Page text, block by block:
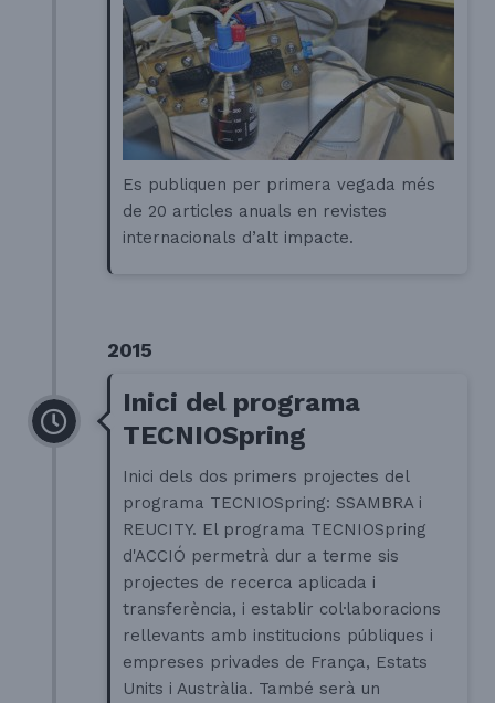
Es publiquen per primera vegada més
de 20 articles anuals en revistes
internacionals d’alt impacte.
2015
Inici del programa
TECNIOSpring
Inici dels dos primers projectes del
programa TECNIOSpring: SSAMBRA i
REUCITY. El programa TECNIOSpring
d'ACCIÓ permetrà dur a terme sis
projectes de recerca aplicada i
transferència, i establir col·laboracions
rellevants amb institucions públiques i
empreses privades de França, Estats
Units i Austràlia. També serà un